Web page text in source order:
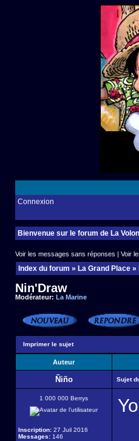
Connexion
Bienvenue sur le forum de La
Voir les messages sans réponses | Voir
Index du forum » La Grand Place »
Nin'Draw
Modérateur: La Marine
Imprimer le sujet
Auteur
Ñiño Sujet
1 000 000 Berrys
Inscription: 27 Juil 2016
Messages: 146